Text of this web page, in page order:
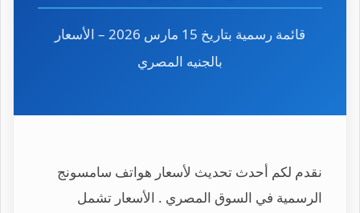
قائمة رسمية بتاريخ 15 مارس 2026 – الأسعار
بالجنيه المصري
نقدم لكم أحدث تحديث لأسعار هواتف سامسونج
الرسمية في السوق المصري . الأسعار تشمل